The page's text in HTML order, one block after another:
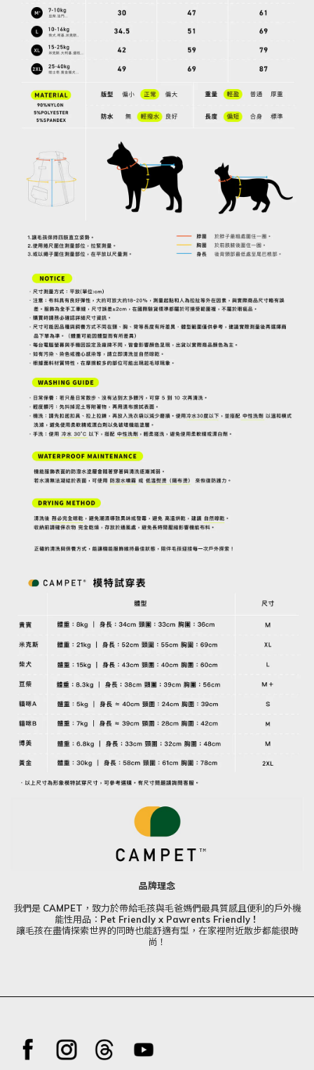
品牌理念
我們是 CAMPET ，致力於帶給毛孩與毛爸媽們最具質感且便利的戶外機
能性用品： Pet Friendly x Pawrents Friendly！
讓毛孩在盡情探索世界的同時也能舒適有型，在家裡附近散步都能很時
尚！